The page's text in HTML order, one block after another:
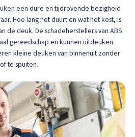
een dure en tijdrovende bezigheid
Hoe lang het duurt en wat het kost, is
de deuk. De schadeherstellers van ABS
gereedschap en kunnen uitdeuken
kleine deuken van binnenuit zonder
te spuiten.